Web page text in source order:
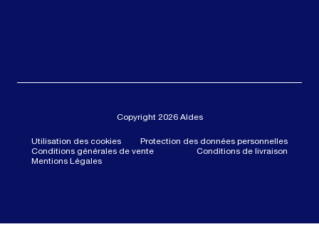
Copyright 2026 Aldes
Utilisation des cookies
Protection des données personnelles
Conditions générales de vente
Conditions de livraison
Mentions Légales